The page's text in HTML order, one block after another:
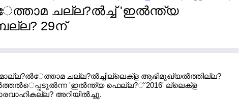
ചല്ല?ല്‍ച്ച് 'ഇല്‍ന്ത്യ
29ന്
ചല്ല?ല്‍ച്ചില്ലെക്ള ആഭിമുഖ്യല്‍ത്തില്ല?
'ഇല്‍ന്ത്യ ഫെല്ല?് 2016' ല്ലെക്ള
അറിയില്‍ച്ചു.